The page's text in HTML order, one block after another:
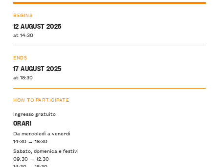
BEGINS
12 AUGUST 2025
at 14:30
ENDS
17 AUGUST 2025
at 18:30
HOW TO PARTICIPATE
Ingresso gratuito
ORARI
Da mercoledì a venerdì
14:30 → 18:30
Sabato, domenica e festivi
09:30 → 12:30